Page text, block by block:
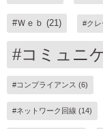
#Ｗｅｂ (21) #ク
#コミュニ
#コンプライアンス (6)
#ネットワーク回線 (14)